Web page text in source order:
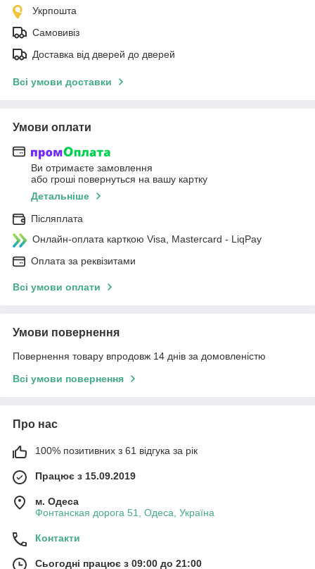
Укрпошта
Самовивіз
Доставка від дверей до дверей
Всі умови доставки
Умови оплати
Ви отримаєте замовлення
або гроші повернуться на вашу картку
Детальніше
Післяплата
Онлайн-оплата карткою Visa, Mastercard - LiqPay
Оплата за реквізитами
Всі умови оплати
Умови повернення
Повернення товару впродовж 14 днів за домовленістю
Всі умови повернення
Про нас
100% позитивних з 61 відгука за рік
Працює з 15.09.2019
м. Одеса
Фонтанская дорога 51, Одеса, Україна
Контакти
Сьогодні працює з 09:00 до 21:00